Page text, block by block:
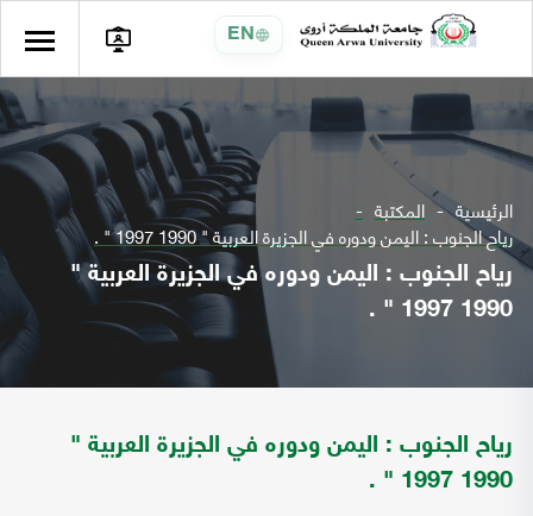
EN
الرئيسية المكتبة
رياح الجنوب : اليمن ودوره في الجزيرة العربية " 1990 1997 " .
رياح الجنوب : اليمن ودوره في الجزيرة العربية "
1990 1997 " .
رياح الجنوب : اليمن ودوره في الجزيرة العربية "
1990 1997 " .